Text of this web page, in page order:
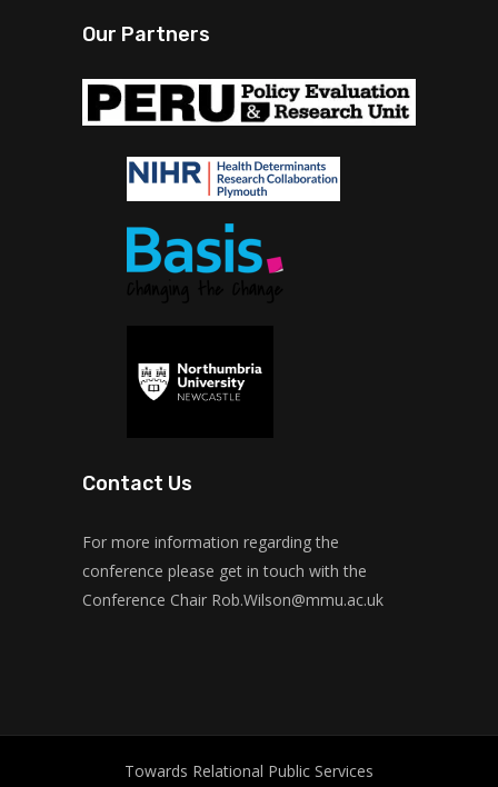
Our Partners
Contact Us
For more information regarding the
conference please get in touch with the
Conference Chair Rob.Wilson@mmu.ac.uk
Towards Relational Public Services